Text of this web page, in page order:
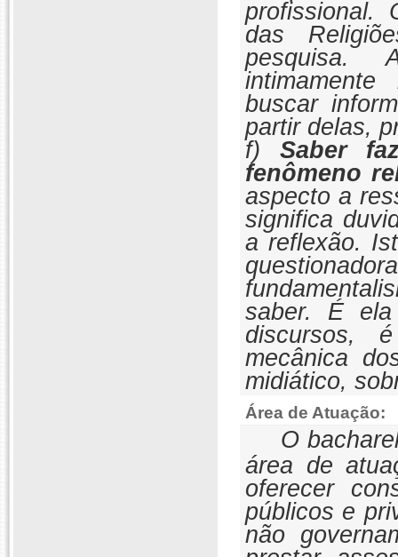
profissional.
das
pesquisa.
buscar
partir delas,
f) Saber
fenômeno
aspecto a
significa
a reflexão.
saber. É
discursos,
mecânica
midiático,
Área de Atuação:
O
área de
oferecer
públicos e
não